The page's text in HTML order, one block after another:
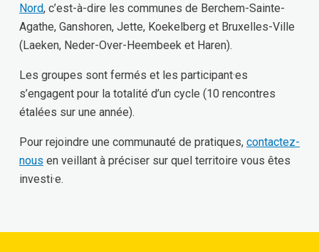
Nord, c’est-à-dire les communes de Berchem-Sainte-
Agathe, Ganshoren, Jette, Koekelberg et Bruxelles-Ville
(Laeken, Neder-Over-Heembeek et Haren).
Les groupes sont fermés et les participant·es
s’engagent pour la totalité d’un cycle (10 rencontres
étalées sur une année).
Pour rejoindre une communauté de pratiques, contactez-
nous en veillant à préciser sur quel territoire vous êtes
investi·e.